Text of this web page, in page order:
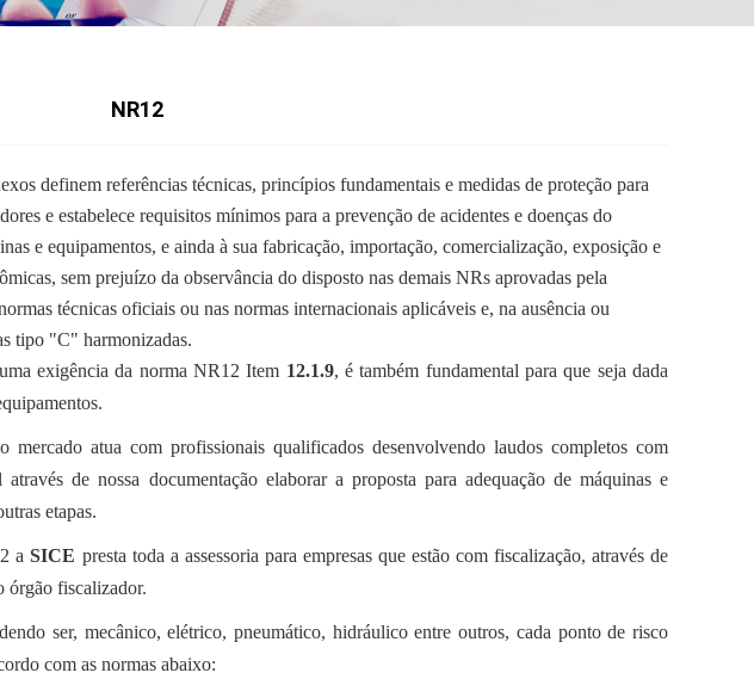
NR12
definem referências técnicas, princípios fundamentais e medidas de proteção para
e estabelece requisitos mínimos para a prevenção de acidentes e doenças do
e equipamentos, e ainda à sua fabricação, importação, comercialização, exposição e
sem prejuízo da observância do disposto nas demais NRs aprovadas pela
técnicas oficiais ou nas normas internacionais aplicáveis e, na ausência ou
tipo "C" harmonizadas.
exigência da norma NR12 Item 12.1.9, é também fundamental para que seja dada
atua com profissionais qualificados desenvolvendo laudos completos com
de nossa documentação elaborar a proposta para adequação de máquinas e
etapas.
aSICE presta toda a assessoria para empresas que estão com fiscalização, através de
órgão fiscalizador.
ser, mecânico, elétrico, pneumático, hidráulico entre outros, cada ponto de risco
com as normas abaixo: